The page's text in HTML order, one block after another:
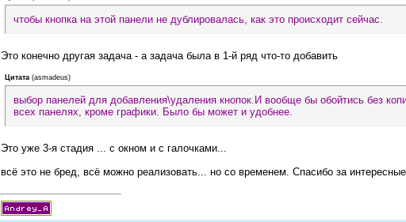
чтобы кнопка на этой панели не дублировалась, как это происходит сейчас.
Это конечно другая задача - а задача была в 1-й ряд что-то добавить
Цитата (asmadeus)
выбор панелей для добавления\удаления кнопок.И вообще бы обойтись без
всех панелях, кроме графики. Было бы может и удобнее.
Это уже 3-я стадия ... с окном и с галочками...
всё это не бред, всё можно реализовать... но со временем. Спасибо за